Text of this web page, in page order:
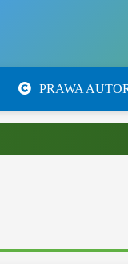
PRAWA